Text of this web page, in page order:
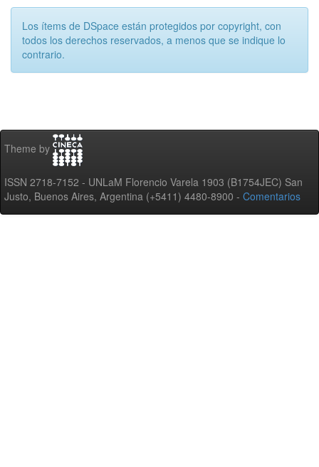
Los ítems de DSpace están protegidos por copyright, con
todos los derechos reservados, a menos que se indique lo
contrario.
Theme by
ISSN 2718-7152 - UNLaM Florencio Varela 1903 (B1754JEC) San
Justo, Buenos Aires, Argentina (+5411) 4480-8900 - Comentarios